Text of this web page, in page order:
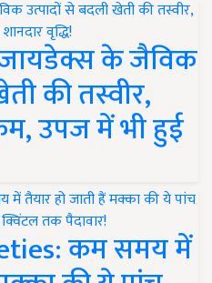
के जैविक
की तस्वीर,
उपज में भी हुई
कम समय में